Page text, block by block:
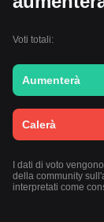
Voti totali:
Aumenterà
Calerà
I dati di voto
della community
interpretati come